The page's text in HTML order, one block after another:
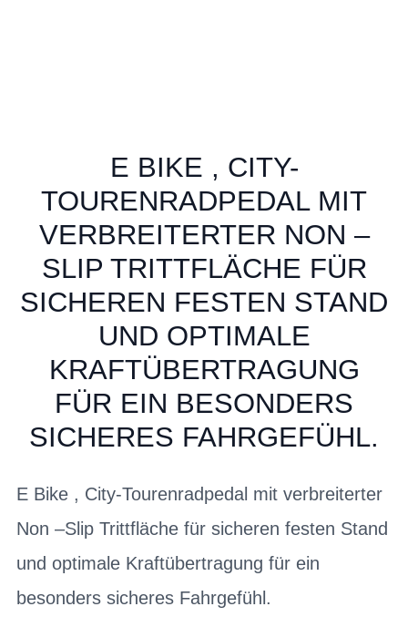
E BIKE , CITY-
TOURENRADPEDAL MIT
VERBREITERTER NON –
SLIP TRITTFLÄCHE FÜR
SICHEREN FESTEN STAND
UND OPTIMALE
KRAFTÜBERTRAGUNG
FÜR EIN BESONDERS
SICHERES FAHRGEFÜHL.
E Bike , City-Tourenradpedal mit verbreiterter
Non –Slip Trittfläche für sicheren festen Stand
und optimale Kraftübertragung für ein
besonders sicheres Fahrgefühl.